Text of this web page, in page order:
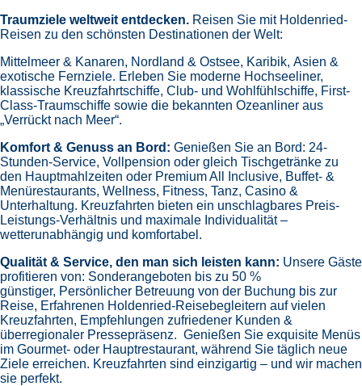
Traumziele weltweit entdecken. Reisen Sie mit Holdenried-
Reisen zu den schönsten Destinationen der Welt:
Mittelmeer & Kanaren, Nordland & Ostsee, Karibik, Asien &
exotische Fernziele. Erleben Sie moderne Hochseeliner,
klassische Kreuzfahrtschiffe, Club- und Wohlfühlschiffe, First-
Class-Traumschiffe sowie die bekannten Ozeanliner aus
„Verrückt nach Meer“.
Komfort & Genuss an Bord: Genießen Sie an Bord: 24-
Stunden-Service, Vollpension oder gleich Tischgetränke zu
den Hauptmahlzeiten oder Premium All Inclusive, Buffet- &
Menürestaurants, Wellness, Fitness, Tanz, Casino &
Unterhaltung. Kreuzfahrten bieten ein unschlagbares Preis-
Leistungs-Verhältnis und maximale Individualität –
wetterunabhängig und komfortabel.
Qualität & Service, den man sich leisten kann: Unsere Gäste
profitieren von: Sonderangeboten bis zu 50 %
günstiger, Persönlicher Betreuung von der Buchung bis zur
Reise, Erfahrenen Holdenried-Reisebegleitern auf vielen
Kreuzfahrten, Empfehlungen zufriedener Kunden &
überregionaler Pressepräsenz. Genießen Sie exquisite Menüs
im Gourmet- oder Hauptrestaurant, während Sie täglich neue
Ziele erreichen. Kreuzfahrten sind einzigartig – und wir machen
sie perfekt.